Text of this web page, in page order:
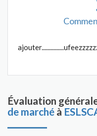
Évaluation
de marché à